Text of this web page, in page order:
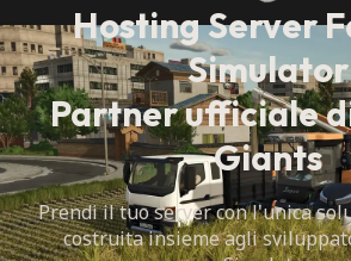
Hosting Server
Simulator
Partner ufficiale
Giants
Prendi il tuo server con l'unica
costruita insieme agli